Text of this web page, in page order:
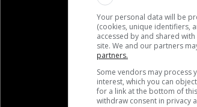
Your personal data will be
(cookies, unique identifiers,
accessed by and shared
site. We and our partners
partners.
Some vendors may process
interest, which you can
for a link at the bottom of
withdraw consent in privacy